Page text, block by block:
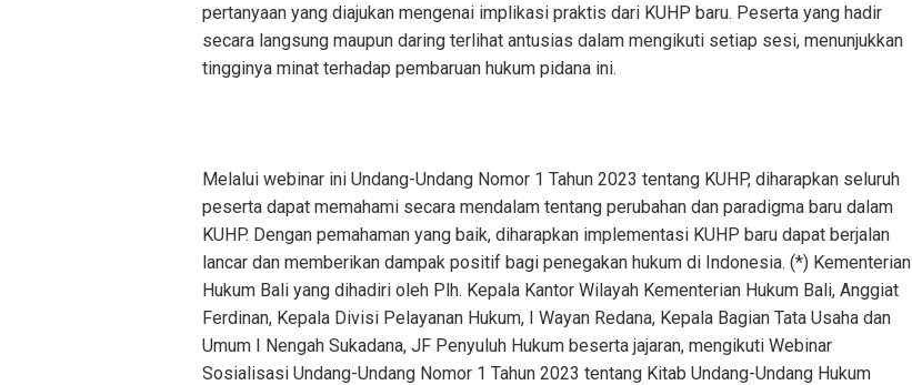
pertanyaan yang diajukan mengenai implikasi praktis dari KUHP baru. Peserta yang hadir
secara langsung maupun daring terlihat antusias dalam mengikuti setiap sesi, menunjukkan
tingginya minat terhadap pembaruan hukum pidana ini.
Melalui webinar ini Undang-Undang Nomor 1 Tahun 2023 tentang KUHP, diharapkan seluruh
peserta dapat memahami secara mendalam tentang perubahan dan paradigma baru dalam
KUHP. Dengan pemahaman yang baik, diharapkan implementasi KUHP baru dapat berjalan
lancar dan memberikan dampak positif bagi penegakan hukum di Indonesia. (*) Kementerian
Hukum Bali yang dihadiri oleh Plh. Kepala Kantor Wilayah Kementerian Hukum Bali, Anggiat
Ferdinan, Kepala Divisi Pelayanan Hukum, I Wayan Redana, Kepala Bagian Tata Usaha dan
Umum I Nengah Sukadana, JF Penyuluh Hukum beserta jajaran, mengikuti Webinar
Sosialisasi Undang-Undang Nomor 1 Tahun 2023 tentang Kitab Undang-Undang Hukum